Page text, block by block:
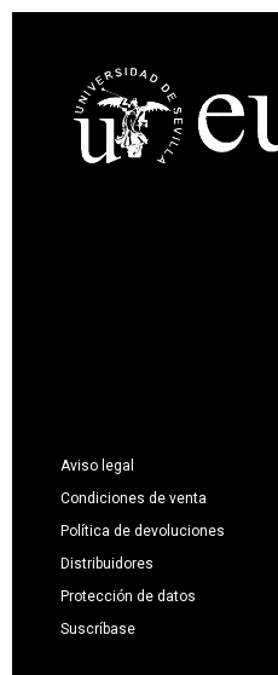
Aviso legal
Condiciones de venta
Política de devoluciones
Distribuidores
Protección de datos
Suscríbase